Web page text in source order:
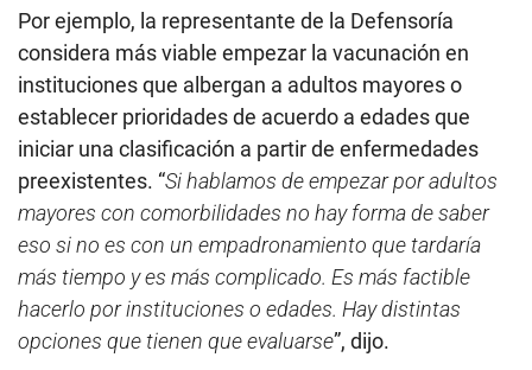
Por ejemplo, la representante de la Defensoría
considera más viable empezar la vacunación en
instituciones que albergan a adultos mayores o
establecer prioridades de acuerdo a edades que
iniciar una clasificación a partir de enfermedades
preexistentes. “Si hablamos de empezar por adultos
mayores con comorbilidades no hay forma de saber
eso si no es con un empadronamiento que tardaría
más tiempo y es más complicado. Es más factible
hacerlo por instituciones o edades. Hay distintas
opciones que tienen que evaluarse”, dijo.